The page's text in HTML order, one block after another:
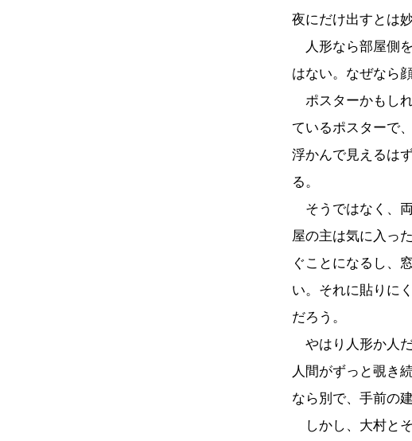
夜にだけ出すとは妙
人形なら部屋側
はない。なぜなら
ポスターかもし
ているポスターで
浮かんで見えるは
る。
そうではなく、
屋の主は気に入っ
ぐことになるし、
い。それに貼りに
だろう。
やはり人形か人
人間がずっと覗き
なら別で、手前の
しかし、大村と